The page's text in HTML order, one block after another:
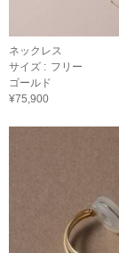
ネックレス
サイズ : フリー
ゴールド
¥75,900